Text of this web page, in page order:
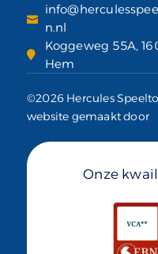
n.nl
Koggeweg 55A,
Hem
©2026 Hercules
website gemaakt door
Onze